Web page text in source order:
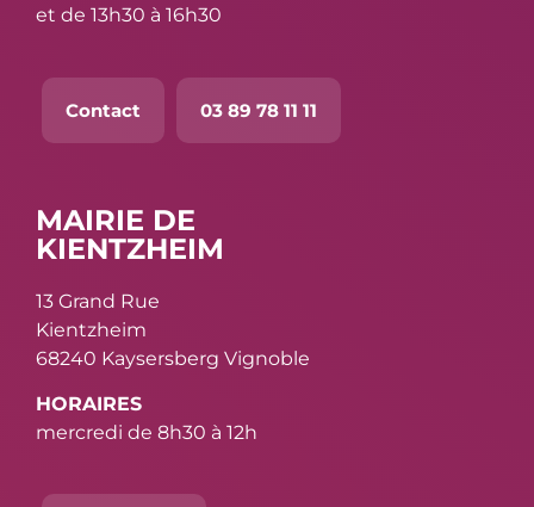
et de 13h30 à 16h30
Contact 03 89 78 11 11
MAIRIE DE
KIENTZHEIM
13 Grand Rue
Kientzheim
68240 Kaysersberg Vignoble
HORAIRES
mercredi de 8h30 à 12h